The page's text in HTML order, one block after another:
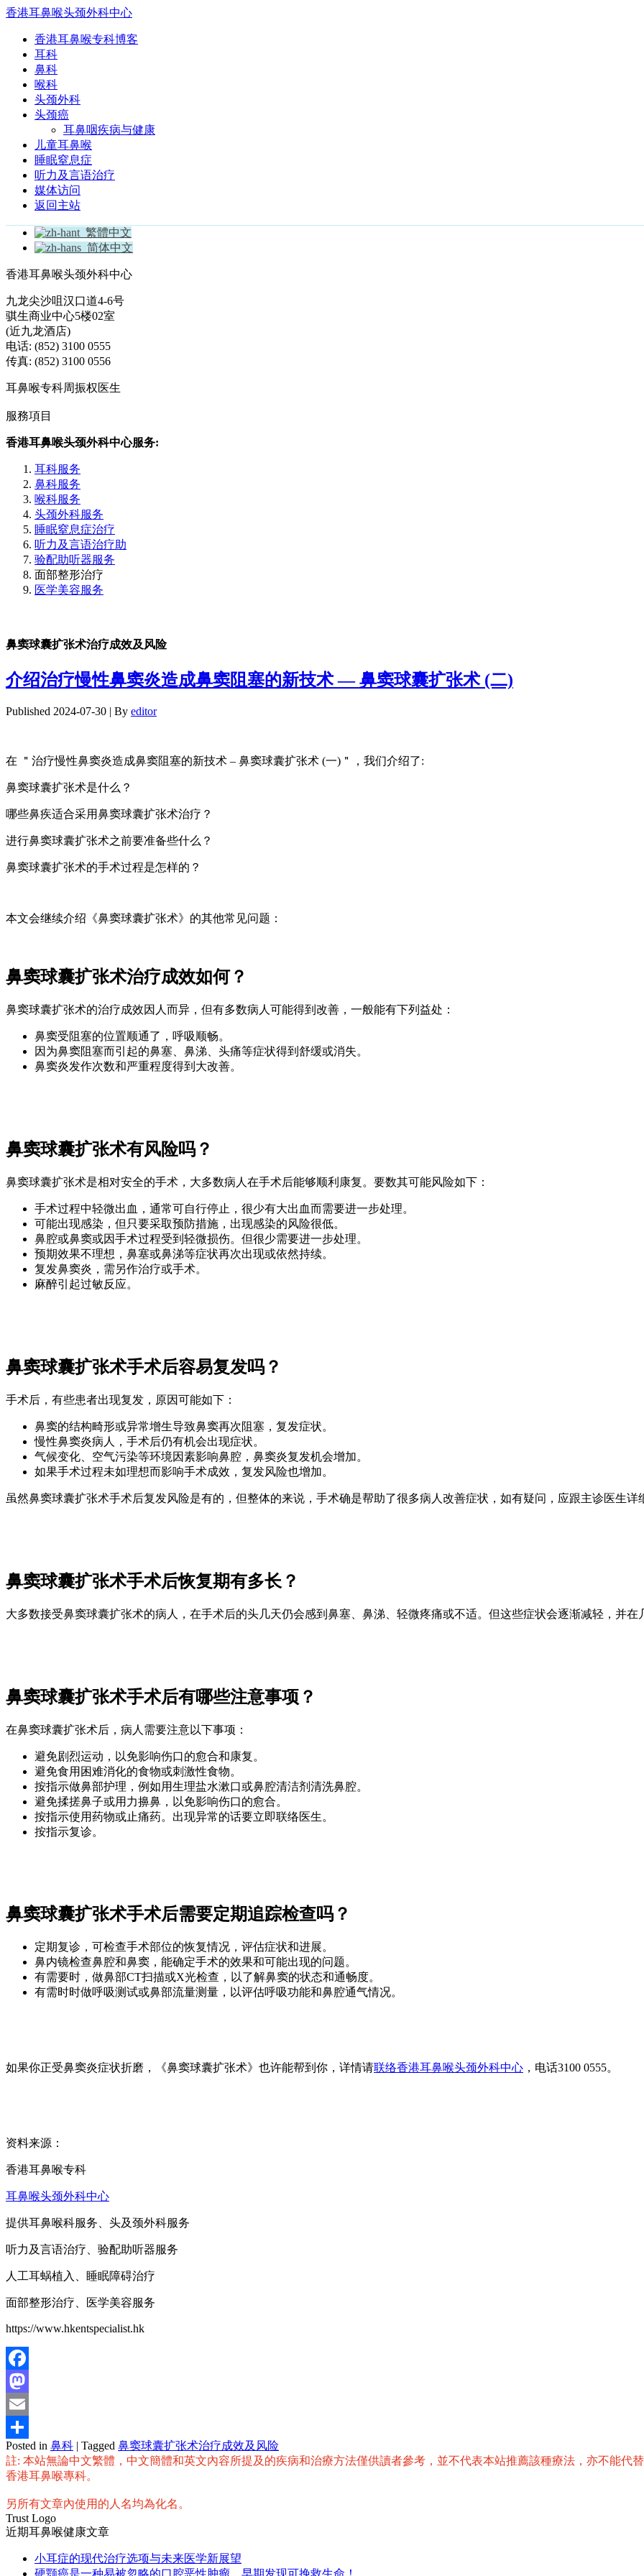
香港耳鼻喉头颈外科中心
香港耳鼻喉专科博客
耳科
鼻科
喉科
头颈外科
头颈癌
耳鼻咽疾病与健康
儿童耳鼻喉
睡眠窒息症
听力及言语治疗
媒体访问
返回主站
繁體中文
简体中文
香港耳鼻喉头颈外科中心
九龙尖沙咀汉口道4-6号
骐生商业中心5楼02室
(近九龙酒店)
电话: (852) 3100 0555
传真: (852) 3100 0556
耳鼻喉专科周振权医生
服務項目
香港耳鼻喉头颈外科中心服务:
耳科服务
鼻科服务
喉科服务
头颈外科服务
睡眠窒息症治疗
听力及言语治疗助
验配助听器服务
面部整形治疗
医学美容服务
鼻窦球囊扩张术治疗成效及风险
介绍治疗慢性鼻窦炎造成鼻窦阻塞的新技术 — 鼻窦球囊扩张术 (二)
Published 2024-07-30 | By editor
在 ＂治疗慢性鼻窦炎造成鼻窦阻塞的新技术 – 鼻窦球囊扩张术 (一)＂，我们介绍了:
鼻窦球囊扩张术是什么？
哪些鼻疾适合采用鼻窦球囊扩张术治疗？
进行鼻窦球囊扩张术之前要准备些什么？
鼻窦球囊扩张术的手术过程是怎样的？
本文会继续介绍《鼻窦球囊扩张术》的其他常见问题：
鼻窦球囊扩张术治疗成效如何？
鼻窦球囊扩张术的治疗成效因人而异，但有多数病人可能得到改善，一般能有下列益处：
鼻窦受阻塞的位置顺通了，呼吸顺畅。
因为鼻窦阻塞而引起的鼻塞、鼻涕、头痛等症状得到舒缓或消失。
鼻窦炎发作次数和严重程度得到大改善。
鼻窦球囊扩张术有风险吗？
鼻窦球囊扩张术是相对安全的手术，大多数病人在手术后能够顺利康复。要数其可能风险如下：
手术过程中轻微出血，通常可自行停止，很少有大出血而需要进一步处理。
可能出现感染，但只要采取预防措施，出现感染的风险很低。
鼻腔或鼻窦或因手术过程受到轻微损伤。但很少需要进一步处理。
预期效果不理想，鼻塞或鼻涕等症状再次出现或依然持续。
复发鼻窦炎，需另作治疗或手术。
麻醉引起过敏反应。
鼻窦球囊扩张术手术后容易复发吗？
手术后，有些患者出现复发，原因可能如下：
鼻窦的结构畸形或异常增生导致鼻窦再次阻塞，复发症状。
慢性鼻窦炎病人，手术后仍有机会出现症状。
气候变化、空气污染等环境因素影响鼻腔，鼻窦炎复发机会增加。
如果手术过程未如理想而影响手术成效，复发风险也增加。
虽然鼻窦球囊扩张术手术后复发风险是有的，但整体的来说，手术确是帮助了很多病人改善症状，如有疑问，应跟主诊医生详
鼻窦球囊扩张术手术后恢复期有多长？
大多数接受鼻窦球囊扩张术的病人，在手术后的头几天仍会感到鼻塞、鼻涕、轻微疼痛或不适。但这些症状会逐渐减轻，并
鼻窦球囊扩张术手术后有哪些注意事项？
在鼻窦球囊扩张术后，病人需要注意以下事项：
避免剧烈运动，以免影响伤口的愈合和康复。
避免食用困难消化的食物或刺激性食物。
按指示做鼻部护理，例如用生理盐水漱口或鼻腔清洁剂清洗鼻腔。
避免揉搓鼻子或用力擤鼻，以免影响伤口的愈合。
按指示使用药物或止痛药。出现异常的话要立即联络医生。
按指示复诊。
鼻窦球囊扩张术手术后需要定期追踪检查吗？
定期复诊，可检查手术部位的恢复情况，评估症状和进展。
鼻内镜检查鼻腔和鼻窦，能确定手术的效果和可能出现的问题。
有需要时，做鼻部CT扫描或X光检查，以了解鼻窦的状态和通畅度。
有需时时做呼吸测试或鼻部流量测量，以评估呼吸功能和鼻腔通气情况。
如果你正受鼻窦炎症状折磨，《鼻窦球囊扩张术》也许能帮到你，详情请联络香港耳鼻喉头颈外科中心 ，电话3100 0555。
资料来源：
香港耳鼻喉专科
耳鼻喉头颈外科中心
提供耳鼻喉科服务、头及颈外科服务
听力及言语治疗、验配助听器服务
人工耳蜗植入、睡眠障碍治疗
面部整形治疗、医学美容服务
https://www.hkentspecialist.hk
Facebook
Mastodon
Email
分
享
Posted in 鼻科 | Tagged 鼻窦球囊扩张术治疗成效及风险
註: 本站無論中文繁體，中文簡體和英文內容所提及的疾病和治療方法僅供讀者參考，並不代表本站推薦該種療法，亦不能代
香港耳鼻喉專科。
另所有文章內使用的人名均為化名。
Trust Logo
近期耳鼻喉健康文章
小耳症的现代治疗选项与未来医学新展望